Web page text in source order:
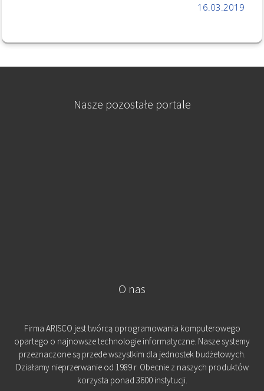
16.03.2019
Nasze pozostałe portale
O nas
Firma ARISCO jest twórcą oprogramowania komputerowego
opartego o najnowsze technologie informatyczne. Nasze systemy
przeznaczone są przede wszystkim dla jednostek budżetowych.
Działamy nieprzerwanie od 1989 r. Obecnie z naszych produktów
korzysta ponad 3600 instytucji.